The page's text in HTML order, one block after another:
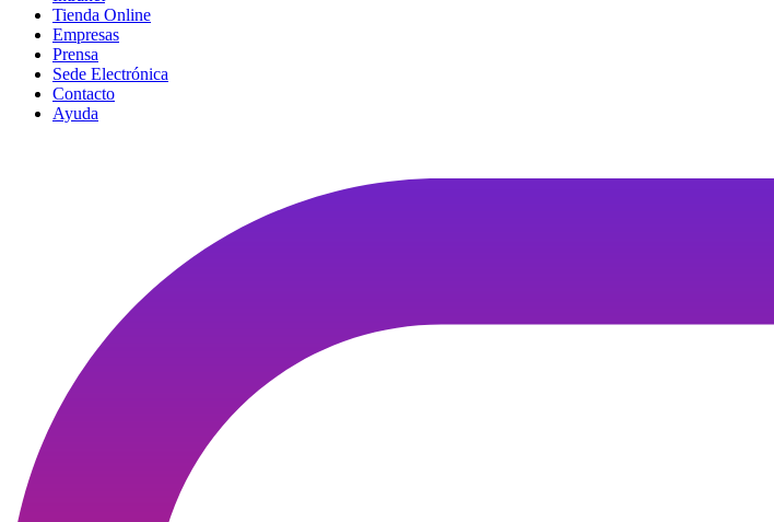
Tienda Online
Empresas
Prensa
Sede Electrónica
Contacto
Ayuda